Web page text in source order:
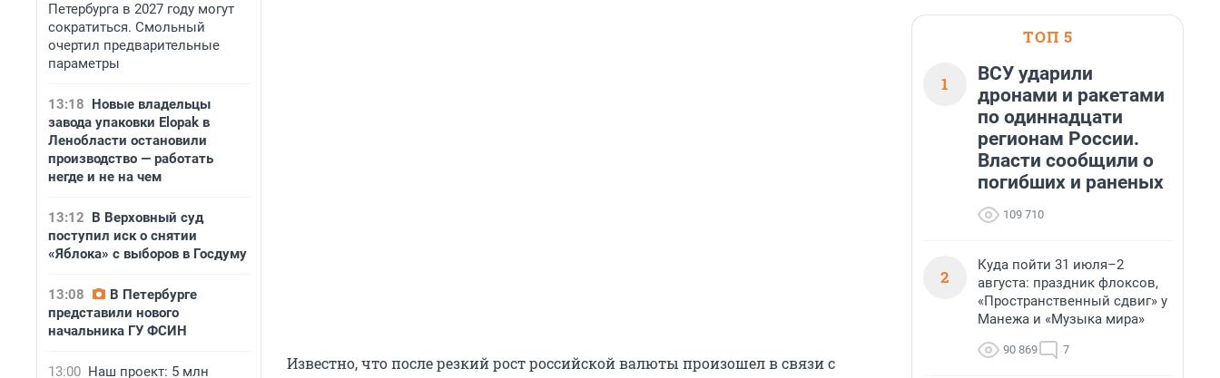
Петербурга в 2027 году могут
сократиться. Смольный
очертил предварительные
параметры
13:18 Новые владельцы
завода упаковки Elopak в
Ленобласти остановили
производство — работать
негде и не на чем
13:12 В Верховный суд
поступил иск о снятии
«Яблока» с выборов в Госдуму
13:08
В Петербурге
представили нового
начальника ГУ ФСИН
13:00 Наш проект: 5 млн
Известно, что после резкий рост российской валюты произошел в связи с
ТОП 5
1
ВСУ ударили
дронами и ракетами
по одиннадцати
регионам России.
Власти сообщили о
погибших и раненых
109 710
2
Куда пойти 31 июля–2
августа: праздник флоксов,
«Пространственный сдвиг» у
Манежа и «Музыка мира»
90 869 7